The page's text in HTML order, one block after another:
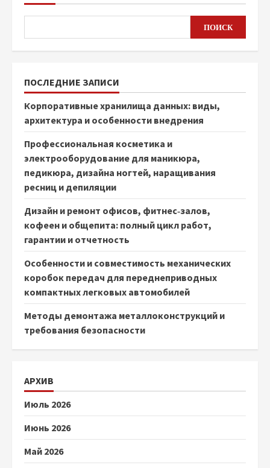
ПОИСК
ПОСЛЕДНИЕ ЗАПИСИ
Корпоративные хранилища данных: виды,
архитектура и особенности внедрения
Профессиональная косметика и
электрооборудование для маникюра,
педикюра, дизайна ногтей, наращивания
ресниц и депиляции
Дизайн и ремонт офисов, фитнес‑залов,
кофеен и общепита: полный цикл работ,
гарантии и отчетность
Особенности и совместимость механических
коробок передач для переднеприводных
компактных легковых автомобилей
Методы демонтажа металлоконструкций и
требования безопасности
АРХИВ
Июль 2026
Июнь 2026
Май 2026